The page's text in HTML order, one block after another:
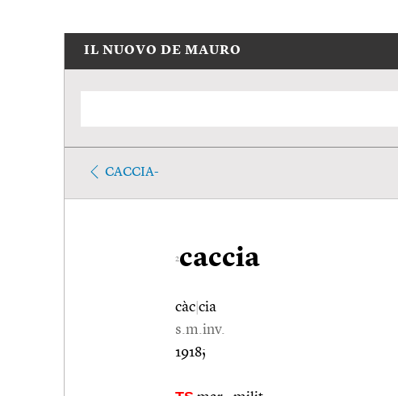
IL NUOVO DE MAURO
CACCIA-
2caccia
càc cia
s.m.inv.
1918;